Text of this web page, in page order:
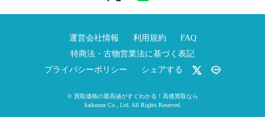
運営会社情報 利用規約
FAQ
特商法・古物営業法に基づく表記
プライバシーポリシー
シェアする
© 買取価格の最高値がすぐわかる！高価買取なら
Saikoune Co., Ltd. All Rights Reserved.